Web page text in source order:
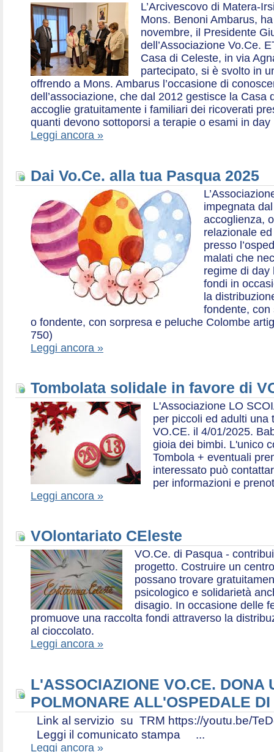
L’Arcivescovo di Matera-
Mons. Benoni Ambarus,
novembre, il Presidente
dell’Associazione Vo.Ce.
Casa di Celeste, in via
partecipato, si è svolto in
offrendo a Mons. Ambarus l’occasione di
dell’associazione, che dal 2012 gestisce la Casa
accoglie gratuitamente i familiari dei ricoverati
quanti devono sottoporsi a terapie o esami in day
Leggi ancora »
Dai Vo.Ce. alla tua Pasqua 2025
impegnata
accoglienza,
relazionale
presso
malati che
regime di day
fondi in
la
fondente, con
o fondente, con sorpresa e peluche Colombe
750)
Leggi ancora »
Tombolata solidale in favore di
L'Associazione LO
per piccoli ed adulti una
VO.CE. il 4/01/2025.
gioia dei bimbi. L'unico
Tombola + eventuali
interessato può
per informazioni e
Leggi ancora »
VOlontariato CEleste
VO.Ce. di Pasqua -
progetto. Costruire un
possano trovare
psicologico e solidarietà
disagio. In occasione delle
promuove una raccolta fondi attraverso la
al cioccolato.
Leggi ancora »
L'ASSOCIAZIONE VO.CE. DONA
POLMONARE ALL'OSPEDALE
Link al servizio su TRM https://youtu.be/
Leggi il comunicato stampa ...
Leggi ancora »